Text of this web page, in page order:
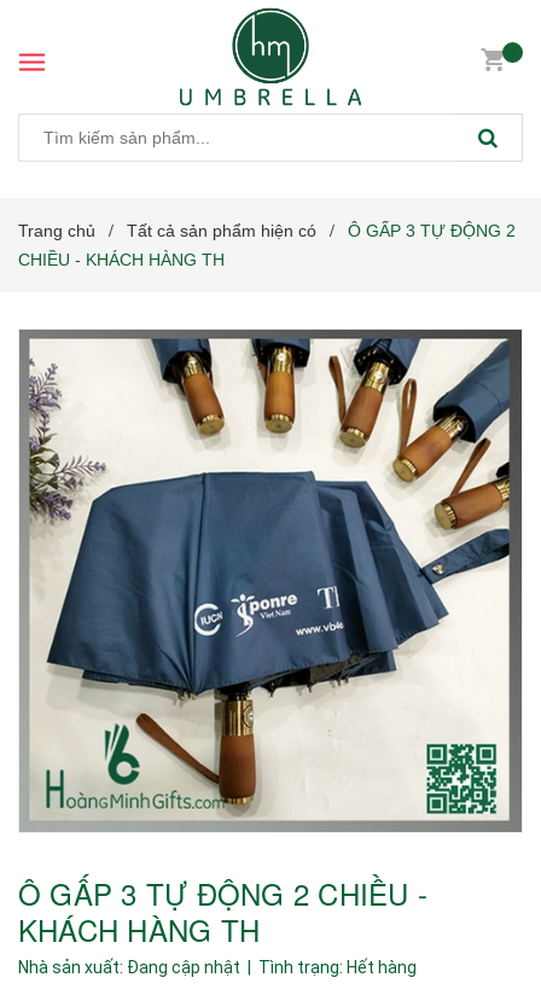
Trang chủ / Tất cả sản phẩm hiện có /
Ô GẤP 3 TỰ ĐỘNG 2
CHIỀU - KHÁCH HÀNG TH
Ô GẤP 3 TỰ ĐỘNG 2 CHIỀU -
KHÁCH HÀNG TH
Nhà sản xuất: Đang cập nhật | Tình trạng: Hết hàng